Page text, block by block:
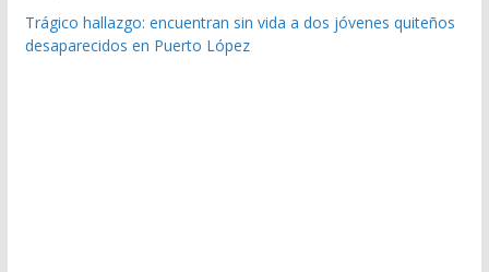
Trágico hallazgo: encuentran sin vida a dos jóvenes quiteños
desaparecidos en Puerto López